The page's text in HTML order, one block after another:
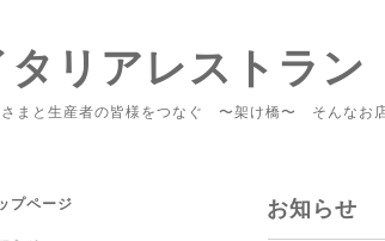
タリアレストラ
さまと生産者の皆様をつなぐ 〜架け橋〜 そんなお
お知らせ
プページ